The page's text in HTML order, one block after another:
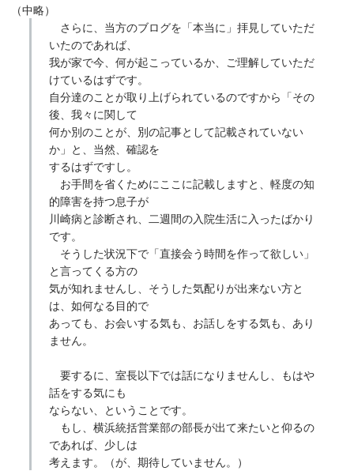
（中略）
さらに、当方のブログを「本当に」拝見していただ
いたのであれば、
我が家で今、何が起こっているか、ご理解していただ
けているはずです。
自分達のことが取り上げられているのですから「その
後、我々に関して
何か別のことが、別の記事として記載されていない
か」と、当然、確認を
するはずですし。
お手間を省くためにここに記載しますと、軽度の知
的障害を持つ息子が
川崎病と診断され、二週間の入院生活に入ったばかり
です。
そうした状況下で「直接会う時間を作って欲しい」
と言ってくる方の
気が知れませんし、そうした気配りが出来ない方と
は、如何なる目的で
あっても、お会いする気も、お話しをする気も、あり
ません。
要するに、室長以下では話になりませんし、もはや
話をする気にも
ならない、ということです。
もし、横浜統括営業部の部長が出て来たいと仰るの
であれば、少しは
考えます。（が、期待していません。）